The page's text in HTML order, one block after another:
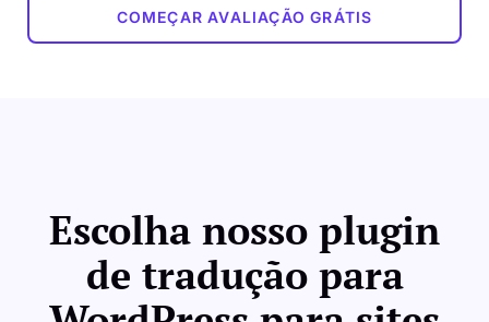
COMEÇAR AVALIAÇÃO GRÁTIS
Escolha nosso plugin
de tradução para